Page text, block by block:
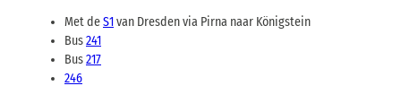
Met deS1van Dresden via Pirna naar Königstein
Bus241
Bus217
246